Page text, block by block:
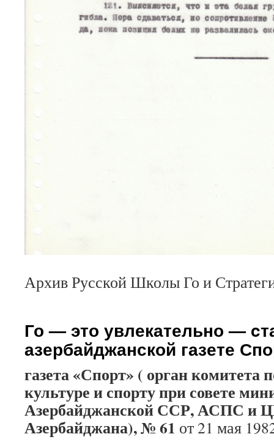
Архив Русской Школы Го и
Го — это увлекательно —
азербайджанской газете
газета «Спорт» ( орган комитета
культуре и спорту при совете
Азербайджанской ССР, АСПС
Азербайджана), № 61 от 21 мая